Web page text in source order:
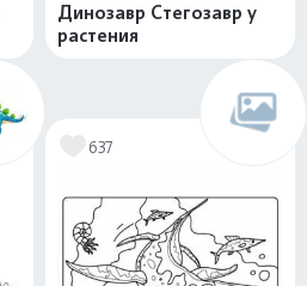
Динозавр Стегозавр у
растения
637